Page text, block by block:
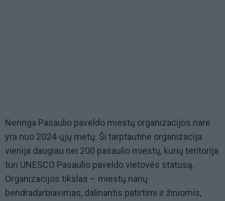
Neringa Pasaulio paveldo miestų organizacijos narė
yra nuo 2024-ųjų metų. Ši tarptautinė organizacija
vienija daugiau nei 200 pasaulio miestų, kurių teritorija
turi UNESCO Pasaulio paveldo vietovės statusą.
Organizacijos tikslas – miestų narių
bendradarbiavimas, dalinantis patirtimi ir žiniomis,